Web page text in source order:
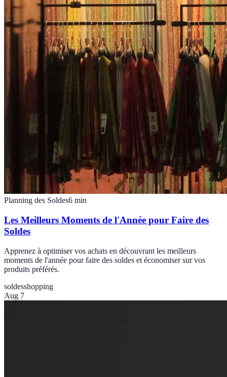
Planning des Soldes6 min
Les Meilleurs Moments de l'Année pour Faire des
Soldes
Apprenez à optimiser vos achats en découvrant les meilleurs
moments de l'année pour faire des soldes et économiser sur vos
produits préférés.
soldesshopping
Aug 7